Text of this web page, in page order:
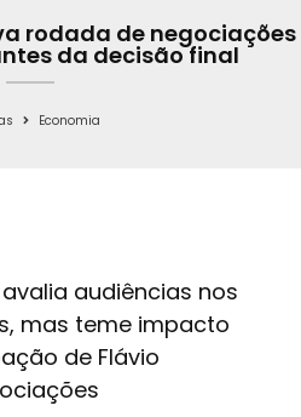
g
r
a
e
b
rodada de negociações
da decisão final
Economia
audiências nos
mas teme impacto
de Flávio